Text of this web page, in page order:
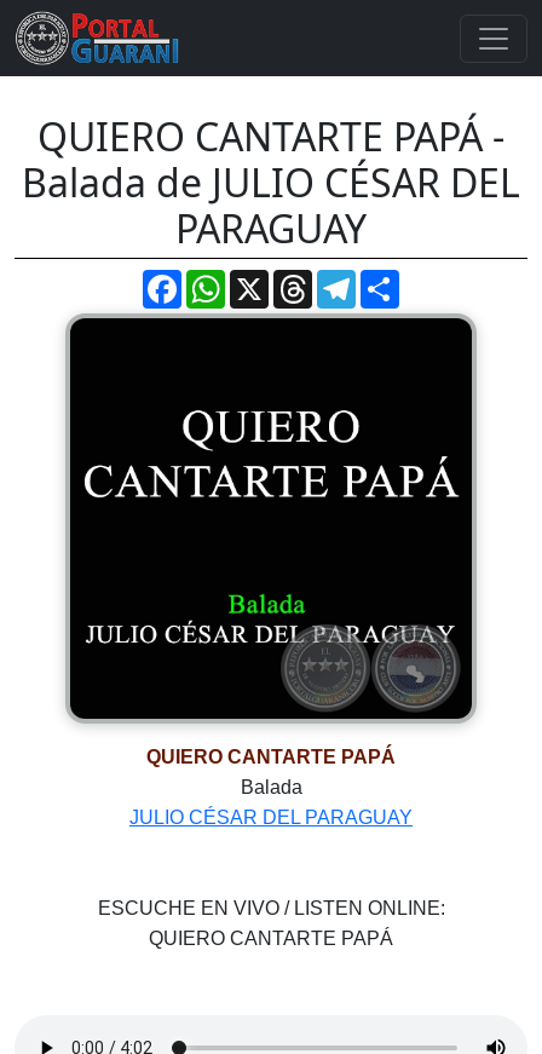
QUIERO CANTARTE PAPÁ -
Balada de JULIO CÉSAR DEL
PARAGUAY
FacebookWhatsApp
X ThreadsTelegram
QUIERO CANTARTE PAPÁ
Balada
JULIO CÉSAR DEL PARAGUAY
ESCUCHE EN VIVO / LISTEN ONLINE:
QUIERO CANTARTE PAPÁ